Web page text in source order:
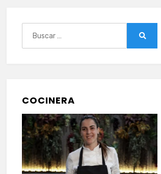
COCINERA